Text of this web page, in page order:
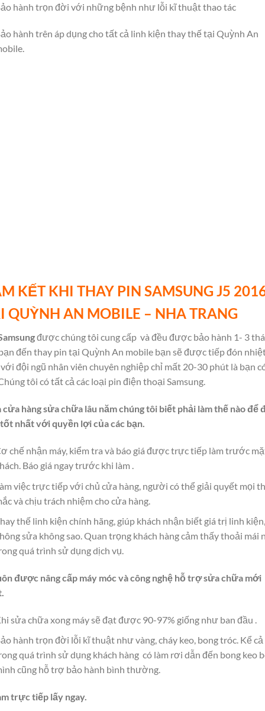
hành trọn đời với những bệnh như lỗi kĩ thuật thao tác
hành trên áp dụng cho tất cả linh kiện thay thế tại Quỳnh An
KẾT KHI THAY PIN SAMSUNG J5
QUỲNH AN MOBILE – NHA TRANG
được chúng tôi cung cấp và đều được bảo hành 1- 3
đến thay pin tại Quỳnh An mobile bạn sẽ được tiếp đón
đội ngũ nhân viên chuyên nghiệp chỉ mất 20-30 phút là bạn
tôi có tất cả các loại pin điện thoại Samsung.
cửa hàng sửa chữa lâu năm chúng tôi biết phải làm thế nào để
nhất với quyền lợi của các bạn.
chế nhận máy, kiểm tra và báo giá được trực tiếp làm trước
Báo giá ngay trước khi làm .
việc trực tiếp với chủ cửa hàng, người có thể giải quyết mọi
và chịu trách nhiệm cho cửa hàng.
thế linh kiện chính hãng, giúp khách nhận biết giá trị linh kiện,
sửa không sao. Quan trọng khách hàng cảm thấy thoải mái
quá trình sử dụng dịch vụ.
được nâng cấp máy móc và công nghệ hỗ trợ sửa chữa mới
sửa chữa xong máy sẽ đạt được 90-97% giống như ban đầu .
hành trọn đời lỗi kĩ thuật như vàng, cháy keo, bong tróc. Kể cả
quá trình sử dụng khách hàng có làm rơi dẫn đến bong keo
cũng hỗ trợ bảo hành bình thường.
trực tiếp lấy ngay.